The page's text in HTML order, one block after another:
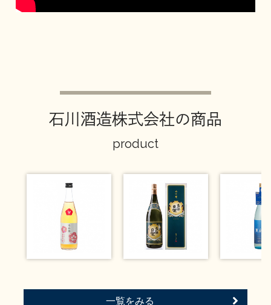
季節の商品 イベント情報
石川酒造株式会社の商品
product
一覧をみる